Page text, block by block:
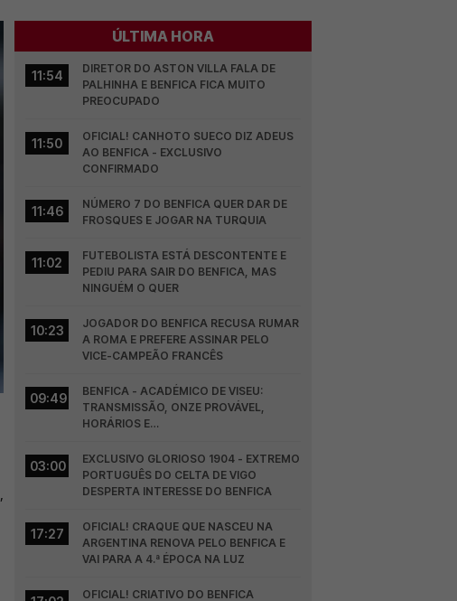
ÚLTIMA HORA
11:54
DIRETOR DO ASTON VILLA FALA DE
PALHINHA E BENFICA FICA MUITO
PREOCUPADO
11:50
OFICIAL! CANHOTO SUECO DIZ ADEUS
AO BENFICA - EXCLUSIVO
CONFIRMADO
11:46
NÚMERO 7 DO BENFICA QUER DAR DE
FROSQUES E JOGAR NA TURQUIA
11:02
FUTEBOLISTA ESTÁ DESCONTENTE E
PEDIU PARA SAIR DO BENFICA, MAS
NINGUÉM O QUER
10:23
JOGADOR DO BENFICA RECUSA RUMAR
A ROMA E PREFERE ASSINAR PELO
VICE-CAMPEÃO FRANCÊS
09:49
BENFICA - ACADÉMICO DE VISEU:
TRANSMISSÃO, ONZE PROVÁVEL,
HORÁRIOS E…
03:00
EXCLUSIVO GLORIOSO 1904 - EXTREMO
PORTUGUÊS DO CELTA DE VIGO
DESPERTA INTERESSE DO BENFICA
17:27
OFICIAL! CRAQUE QUE NASCEU NA
ARGENTINA RENOVA PELO BENFICA E
VAI PARA A 4.ª ÉPOCA NA LUZ
OFICIAL! CRIATIVO DO BENFICA